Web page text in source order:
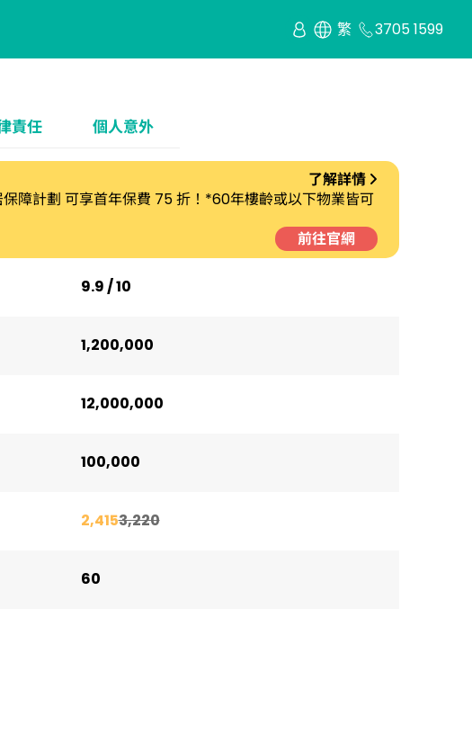
繁 3705 1599
責任 個人意外
了解詳情
障計劃 可享首年保費 75 折！*60年樓齡或以下物業皆可
前往官網
9.9 / 10
1,200,000
12,000,000
100,000
2,4153,220
60